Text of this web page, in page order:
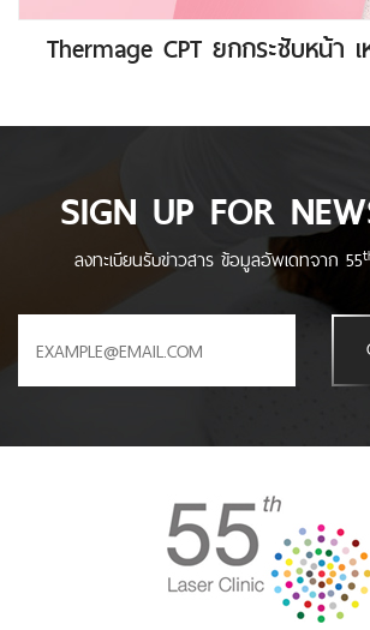
Thermage CPT ยกกระชับหน้า
SIGN UP FOR
ลงทะเบียนรับข่าวสาร ข้อมูลอัพเดทจาก 55